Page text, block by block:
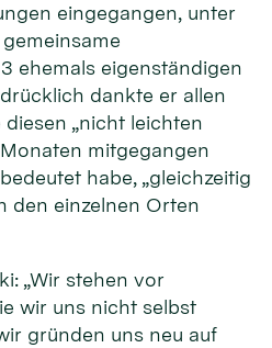
eingegangen, unter
ehemals eigenständigen
dankte er allen
„nicht leichten
mitgegangen
habe, „gleichzeitig
den einzelnen Orten
„Wir stehen vor
wir uns nicht selbst
gründen uns neu auf